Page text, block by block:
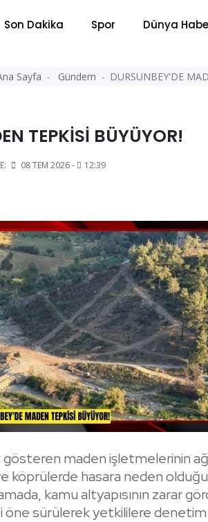
Son Dakika Spor Dünya
Sayfa Gündem DURSUNBEY'DE
TEPKİSİ BÜYÜYOR!
08 TEM 2026 - 12:39
maden işletmelerinin
köprülerde hasara neden olduğu
kamu altyapısının zarar
öne sürülerek yetkililere denetim